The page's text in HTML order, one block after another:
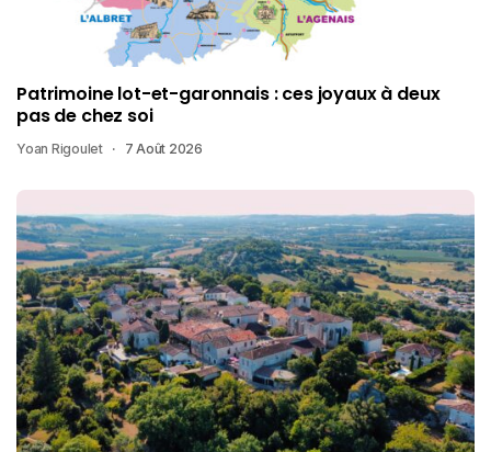
Patrimoine lot-et-garonnais : ces joyaux à deux
pas de chez soi
Yoan Rigoulet 7 Août 2026